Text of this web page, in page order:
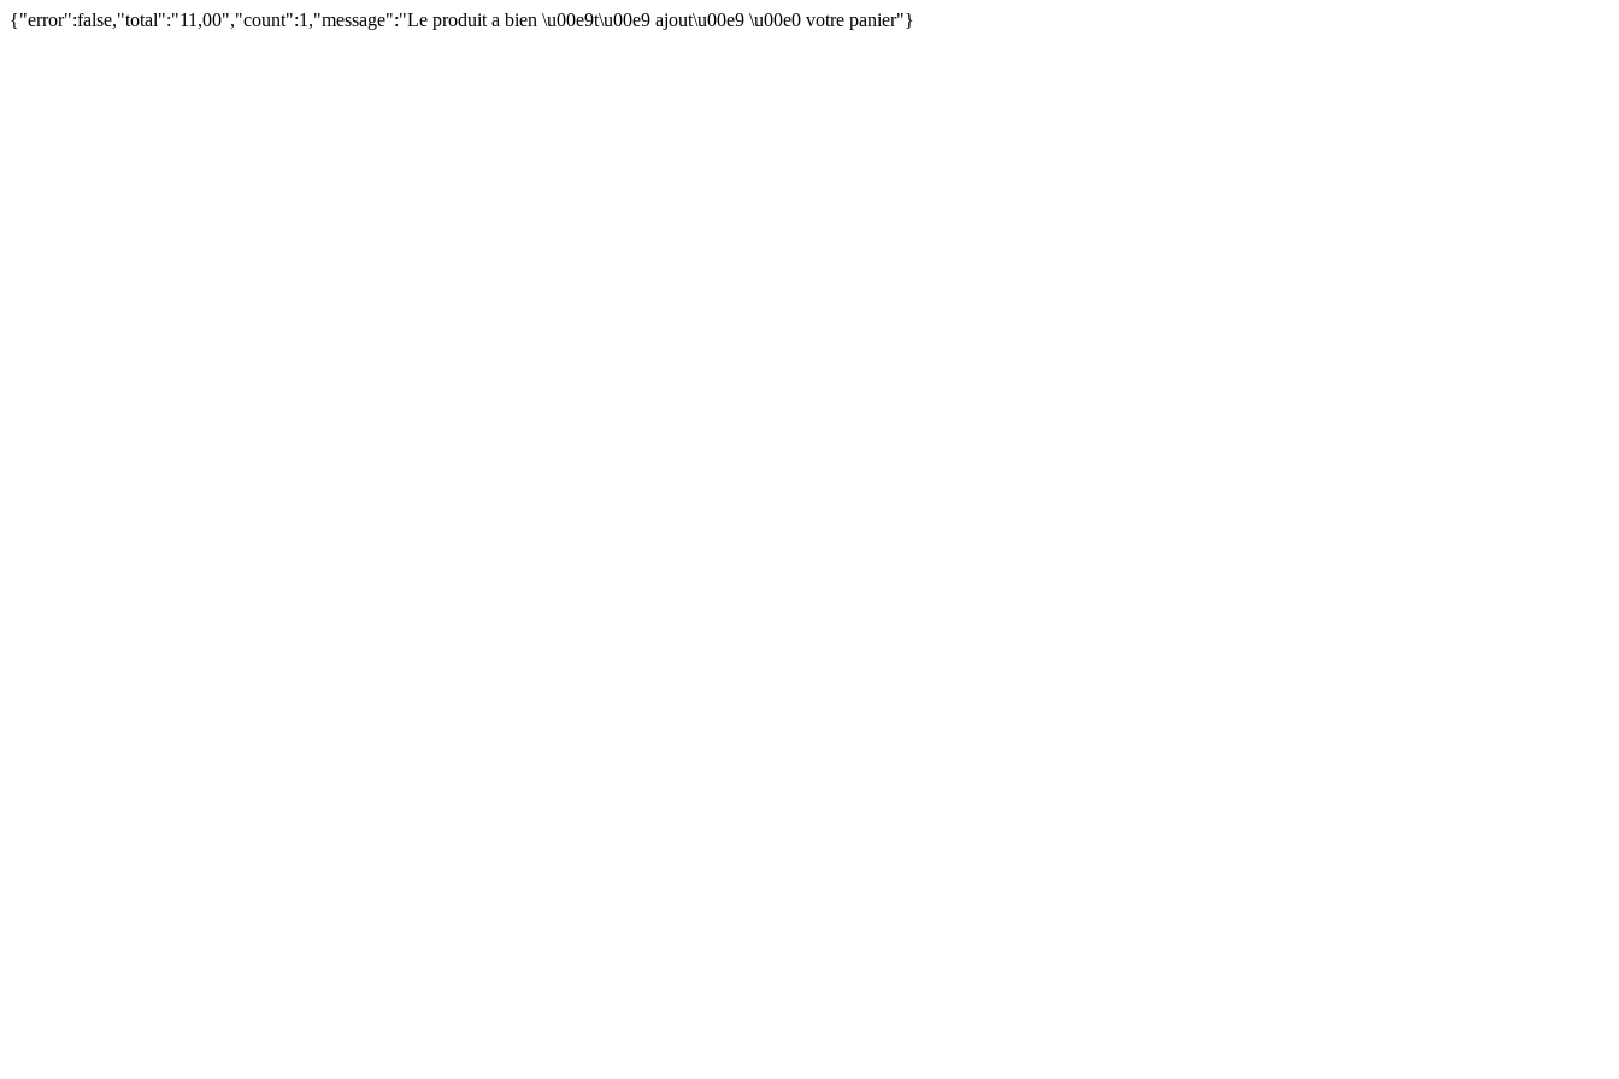
{"error":false,"total":"11,00","count":1,"message":"Le produit a bien \u00e9t\u00e9 ajout\u00e9 \u00e0 votre panier"}